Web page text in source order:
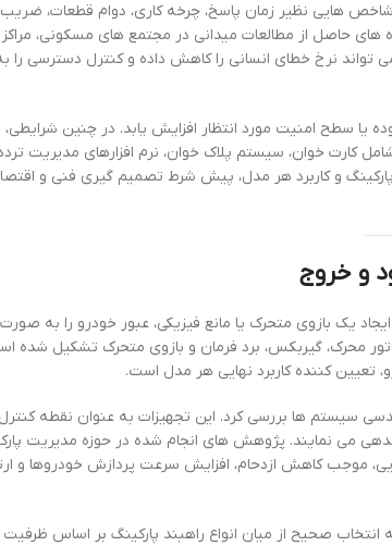
شاخص هایی نظیر زمان پاسخ، چرخه کاری، دوام قطعات،
های حاصل از مطالعات میدانی در مجتمع های مسکونی،
تواند نرخ خطای انسانی را کاهش داده و کنترل دسترسی را
یا سطح امنیت مورد انتظار افزایش یابد. در چنین شرایطی،
کارت خوان، سیستم پلاک خوان، نرم افزارهای مدیریت
و کاربرد هر مدل، پیش شرط تصمیم گیری فنی و
و خروج
یک بازوی متحرک یا مانع فیزیکی، عبور خودرو را به
محرک، گیربکس، برد فرمان و بازوی متحرک تشکیل شده
تعیین کننده کاربرد نهایی هر مدل است.
سیستم ها بررسی کرد. این تجهیزات به عنوان نقطه کنترل
می نمایند. پژوهش های انجام شده در حوزه مدیریت
موجب کاهش ازدحام، افزایش سرعت پردازش خودروها و
صحیح از میان انواع راهبند پارکینگ بر اساس